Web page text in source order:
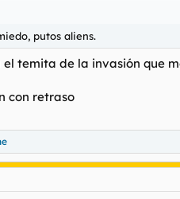
putos aliens.
temita de la invasión que
con retraso